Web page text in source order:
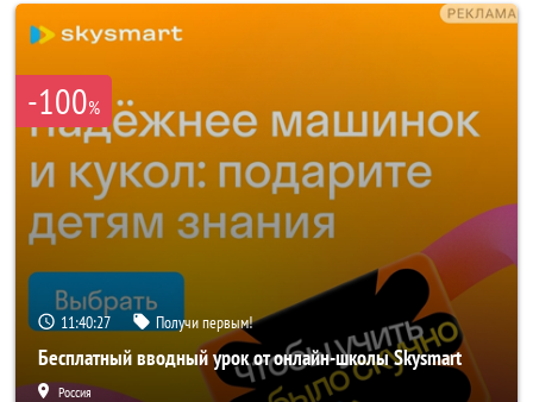
-100%
11:40:27 Получи первым!
Бесплатный вводный урок от онлайн-школы Skysmart
Россия